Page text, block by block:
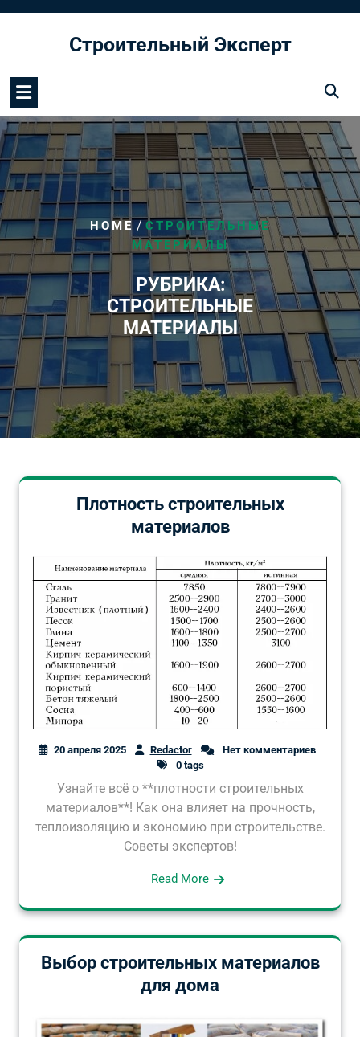
содержимомуСтроительный Эксперт
HOME/СТРОИТЕЛЬНЫЕ
МАТЕРИАЛЫ
РУБРИКА:
СТРОИТЕЛЬНЫЕ
МАТЕРИАЛЫ
Плотность строительных
материалов
20 апреля 2025 Redactor
Нет комментариев
0 tags
Узнайте всё о **плотности строительных
материалов**! Как она влияет на прочность,
теплоизоляцию и экономию при строительстве.
Советы экспертов!
Read More
Выбор строительных материалов
для дома